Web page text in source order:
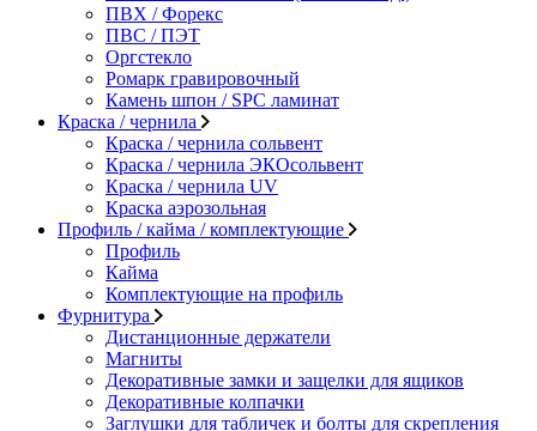
ПВХ / Форекс
ПВС / ПЭТ
Оргстекло
Ромарк гравировочный
Камень шпон / SPC ламинат
Краска / чернила
Краска / чернила сольвент
Краска / чернила ЭКОсольвент
Краска / чернила UV
Краска аэрозольная
Профиль / кайма / комплектующие
Профиль
Кайма
Комплектующие на профиль
Фурнитура
Дистанционные держатели
Магниты
Декоративные замки и защелки для ящиков
Декоративные колпачки
Заглушки для табличек и болты для скрепления